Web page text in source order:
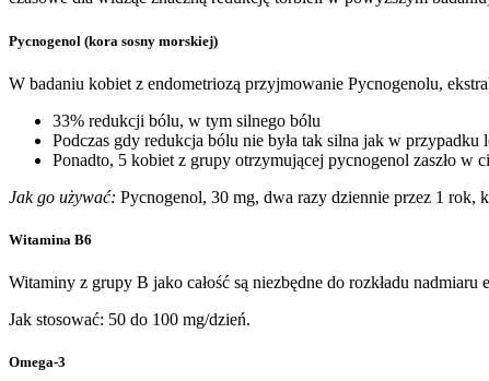
Pycnogenol (kora sosny morskiej)
W badaniu kobiet z endometriozą przyjmowanie Pycnogenolu,
33% redukcji bólu, w tym silnego bólu
Podczas gdy redukcja bólu nie była tak silna jak w
Ponadto, 5 kobiet z grupy otrzymującej pycnogenol zaszło w
Jak go używać: Pycnogenol, 30 mg, dwa razy dziennie przez 1 rok,
Witamina B6
Witaminy z grupy B jako całość są niezbędne do rozkładu
Jak stosować: 50 do 100 mg/dzień.
Omega-3